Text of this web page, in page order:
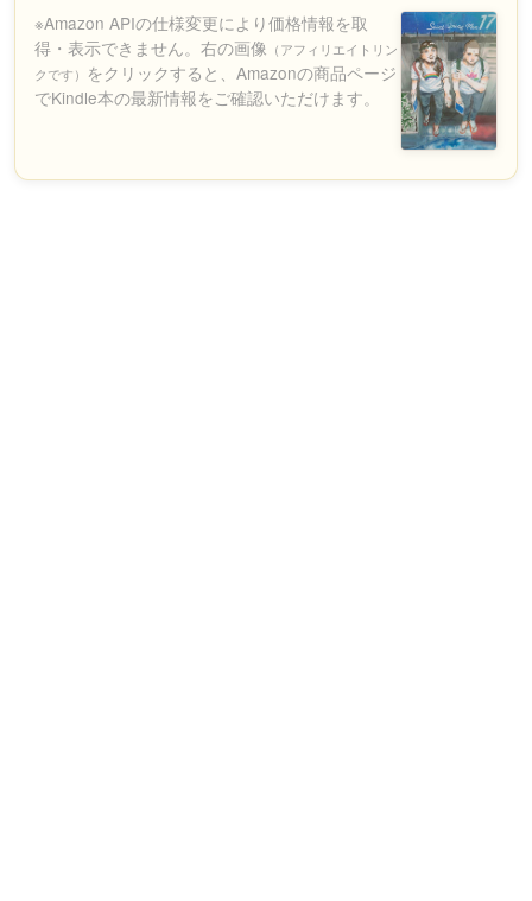
※Amazon APIの仕様変更により価格情報を取
得・表示できません。右の画像 （アフィリエイトリン
クです） をクリックすると、Amazonの商品ページ
でKindle本の最新情報をご確認いただけます。